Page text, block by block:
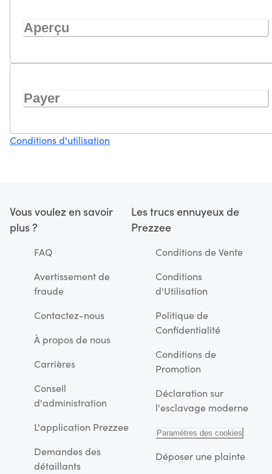
Aperçu
Payer
Conditions d'utilisation
Vous voulez en savoir
plus ?
FAQ
Avertissement de
fraude
Contactez-nous
À propos de nous
Carrières
Conseil
d'administration
L'application Prezzee
Demandes des
détaillants
Les trucs ennuyeux de
Prezzee
Conditions de Vente
Conditions
d'Utilisation
Politique de
Confidentialité
Conditions de
Promotion
Déclaration sur
l'esclavage moderne
Paramètres des cookies
Déposer une plainte